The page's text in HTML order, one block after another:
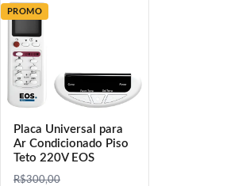
PROMO
Placa Universal para
Ar Condicionado Piso
Teto 220V EOS
R$300,00